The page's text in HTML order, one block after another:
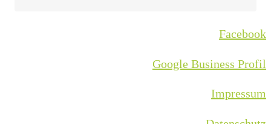
Facebook
Google Business Profil
Impressum